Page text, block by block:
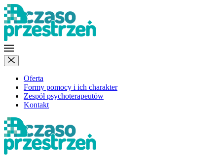
Oferta
Formy pomocy i ich charakter
Zespół psychoterapeutów
Kontakt